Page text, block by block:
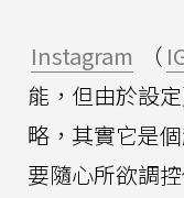
Instagram （
能，但由於設
略，其實它是
要隨心所欲調